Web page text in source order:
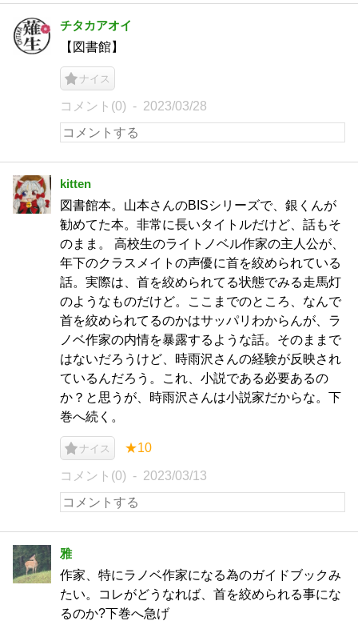
チタカアオイ
【図書館】
ナイス
コメント(0) 2023/03/28
kitten
図書館本。山本さんのBISシリーズで、銀くんが
勧めてた本。非常に長いタイトルだけど、話もそ
のまま。 高校生のライトノベル作家の主人公が、
年下のクラスメイトの声優に首を絞められている
話。実際は、首を絞められてる状態でみる走馬灯
のようなものだけど。ここまでのところ、なんで
首を絞められてるのかはサッパリわからんが、ラ
ノベ作家の内情を暴露するような話。そのままで
はないだろうけど、時雨沢さんの経験が反映され
ているんだろう。これ、小説である必要あるの
か？と思うが、時雨沢さんは小説家だからな。下
巻へ続く。
ナイス ★10
コメント(0) 2023/03/13
雅
作家、特にラノベ作家になる為のガイドブックみ
たい。コレがどうなれば、首を絞められる事にな
るのか?下巻へ急げ